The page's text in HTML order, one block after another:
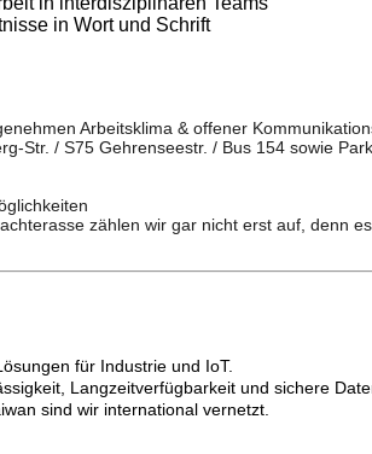
in Wort und Schrift
Arbeitsklima & offener
Str. / S75 Gehrenseestr. / Bus 154 sowie
zählen wir gar nicht erst auf, denn
für Industrie und IoT.
Langzeitverfügbarkeit und sichere
sind wir international vernetzt.